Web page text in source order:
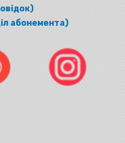
абонемента)